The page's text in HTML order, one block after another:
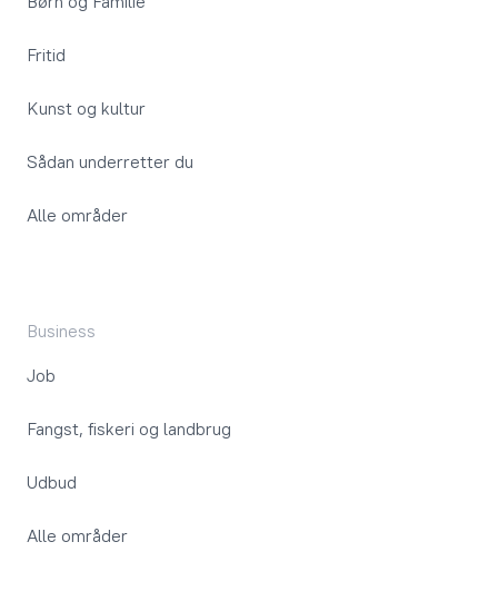
Fritid
Kunst og kultur
Sådan underretter du
Alle områder
Business
Job
Fangst, fiskeri og landbrug
Udbud
Alle områder